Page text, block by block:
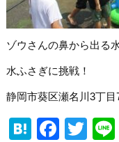
ゾウさんの鼻から出る
水ふさぎに挑戦！
静岡市葵区瀬名川3丁目
Hatena